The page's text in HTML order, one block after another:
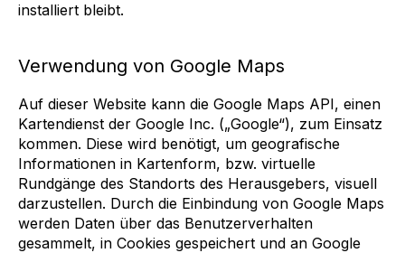
installiert bleibt.
Verwendung von Google Maps
Auf dieser Website kann die Google Maps API, einen
Kartendienst der Google Inc. („Google“), zum Einsatz
kommen. Diese wird benötigt, um geografische
Informationen in Kartenform, bzw. virtuelle
Rundgänge des Standorts des Herausgebers, visuell
darzustellen. Durch die Einbindung von Google Maps
werden Daten über das Benutzerverhalten
gesammelt, in Cookies gespeichert und an Google